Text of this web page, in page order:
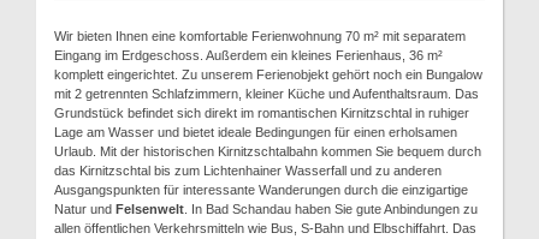
Wir bieten Ihnen eine komfortable Ferienwohnung 70 m² mit separatem
Eingang im Erdgeschoss. Außerdem ein kleines Ferienhaus, 36 m²
komplett eingerichtet. Zu unserem Ferienobjekt gehört noch ein Bungalow
mit 2 getrennten Schlafzimmern, kleiner Küche und Aufenthaltsraum. Das
Grundstück befindet sich direkt im romantischen Kirnitzschtal in ruhiger
Lage am Wasser und bietet ideale Bedingungen für einen erholsamen
Urlaub. Mit der historischen Kirnitzschtalbahn kommen Sie bequem durch
das Kirnitzschtal bis zum Lichtenhainer Wasserfall und zu anderen
Ausgangspunkten für interessante Wanderungen durch die einzigartige
Natur und Felsenwelt . In Bad Schandau haben Sie gute Anbindungen zu
allen öffentlichen Verkehrsmitteln wie Bus, S-Bahn und Elbschiffahrt. Das